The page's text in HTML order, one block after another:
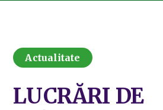
Actualitate
LUCRĂRI DE